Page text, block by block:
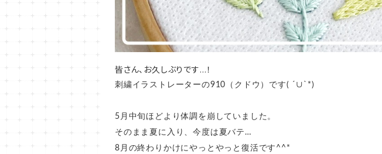
皆さん、お久しぶりです…！
刺繍イラストレーターの910（クドウ）です( ´∪`*)
5月中旬ほどより体調を崩していました。
そのまま夏に入り、今度は夏バテ…
8月の終わりかけにやっとやっと復活です^^*